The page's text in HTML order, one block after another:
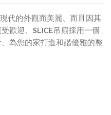
代的外觀而美麗、而且因其
歡迎。SLICE吊扇採用一個
為您的家打造和諧優雅的整